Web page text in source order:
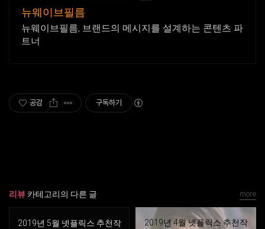
뉴웨이브필름
뉴웨이브필름, 브랜드의 메시지를 설계하는 콘텐츠 파
트너
공감 구독하기
리뷰 카테고리의 다른 글
2019년 5월 넷플릭스 추천작 2019년 4월 넷플릭스 추천작
more